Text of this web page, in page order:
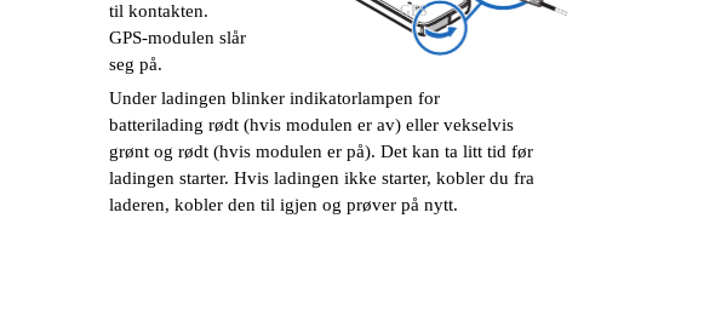
til kontakten.
GPS-modulen slår
seg på.
Under ladingen blinker indikatorlampen for
batterilading rødt (hvis modulen er av) eller vekselvis
grønt og rødt (hvis modulen er på). Det kan ta litt tid før
ladingen starter. Hvis ladingen ikke starter, kobler du fra
laderen, kobler den til igjen og prøver på nytt.
GPS